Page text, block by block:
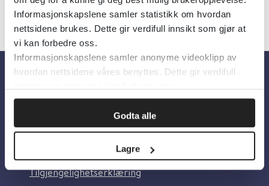
Informasjonskapslene samler statistikk om hvordan
nettsidene brukes. Dette gir verdifull innsikt som gjør at
vi kan forbedre oss.
Informasjonskapslene samler anonyme videoklipp av
hvordan nettsidene våres benyttes. Dette gir verdifull
Godta alle
Lagre
Om oss
Om Helsebiblioteket
Personvern og informasjonskapsler
Tilgjengelighetserklæring